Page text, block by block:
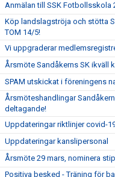
Anmälan till SSK Fotbollsskola
Köp landslagströja och stötta
TOM 14/5!
Vi uppgraderar
Årsmöte Sandåkerns SK ikväll
SPAM utskickat i föreningens
Årsmöteshandlingar
deltagande!
Uppdateringar riktlinjer covid-
Uppdateringar kanslipersonal
Årsmöte 29 mars, nominera
Positiva besked - Träning för